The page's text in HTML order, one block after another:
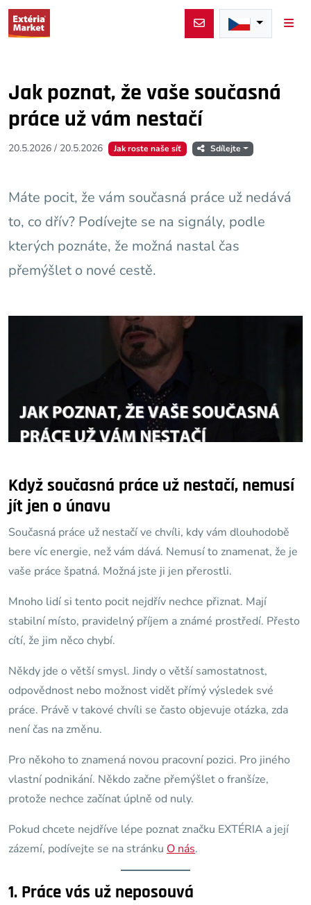
Jak poznat, že vaše současná
práce už vám nestačí
20.5.2026 / 20.5.2026 Jak roste naše síť Sdílejte
Máte pocit, že vám současná práce už nedává
to, co dřív? Podívejte se na signály, podle
kterých poznáte, že možná nastal čas
přemýšlet o nové cestě.
Když současná práce už nestačí, nemusí
jít jen o únavu
Současná práce už nestačí ve chvíli, kdy vám dlouhodobě
bere víc energie, než vám dává. Nemusí to znamenat, že je
vaše práce špatná. Možná jste ji jen přerostli.
Mnoho lidí si tento pocit nejdřív nechce přiznat. Mají
stabilní místo, pravidelný příjem a známé prostředí. Přesto
cítí, že jim něco chybí.
Někdy jde o větší smysl. Jindy o větší samostatnost,
odpovědnost nebo možnost vidět přímý výsledek své
práce. Právě v takové chvíli se často objevuje otázka, zda
není čas na změnu.
Pro někoho to znamená novou pracovní pozici. Pro jiného
vlastní podnikání. Někdo začne přemýšlet o franšíze,
protože nechce začínat úplně od nuly.
Pokud chcete nejdříve lépe poznat značku EXTÉRIA a její
zázemí, podívejte se na stránku O nás.
1. Práce vás už neposouvá